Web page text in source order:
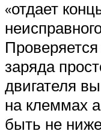
«отдает
заряда
двигателя
на клеммах
быть не